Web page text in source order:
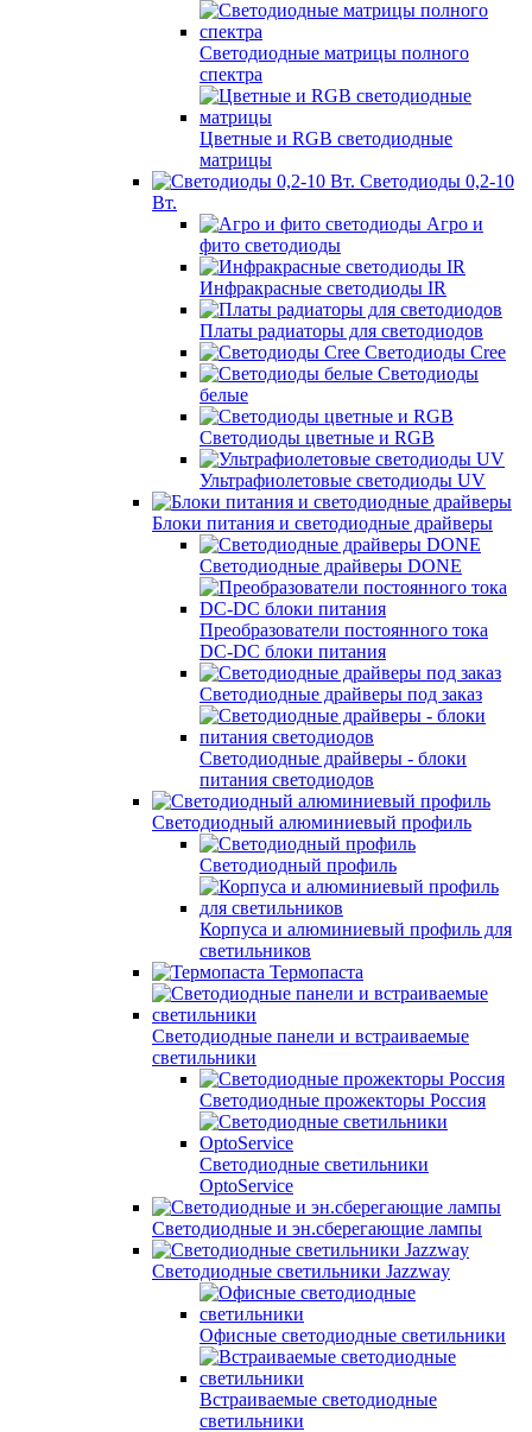
Светодиодные матрицы полного
спектра
Цветные и RGB светодиодные
матрицы
Светодиоды 0,2-10
Вт.
Агро и
фито светодиоды
Инфракрасные светодиоды IR
Платы радиаторы для светодиодов
Светодиоды Cree
Светодиоды
белые
Светодиоды цветные и RGB
Ультрафиолетовые светодиоды UV
Блоки питания и светодиодные драйверы
Светодиодные драйверы DONE
Преобразователи постоянного тока
DC-DC блоки питания
Светодиодные драйверы под заказ
Светодиодные драйверы - блоки
питания светодиодов
Светодиодный алюминиевый профиль
Светодиодный профиль
Корпуса и алюминиевый профиль для
светильников
Термопаста
Светодиодные панели и встраиваемые
светильники
Светодиодные прожекторы Россия
Светодиодные светильники
OptoService
Светодиодные и эн.сберегающие лампы
Светодиодные светильники Jazzway
Офисные светодиодные светильники
Встраиваемые светодиодные
светильники